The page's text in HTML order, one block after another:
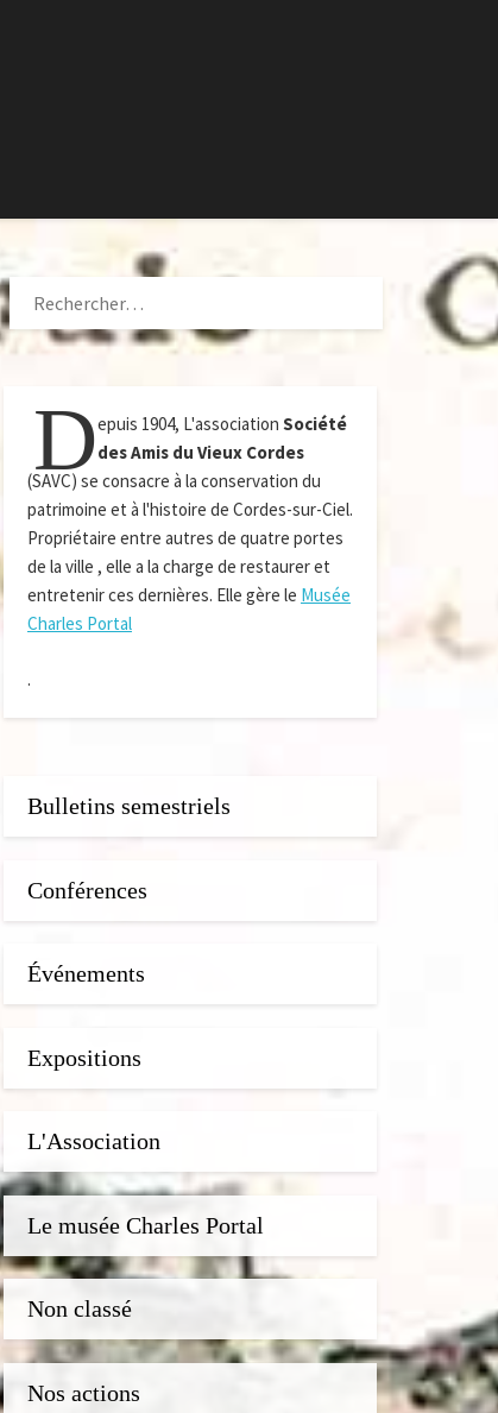
RECHERCHER :
Depuis 1904, L'association Société
des Amis du Vieux Cordes
(SAVC) se consacre à la conservation du
patrimoine et à l'histoire de Cordes-sur-Ciel.
Propriétaire entre autres de quatre portes
de la ville , elle a la charge de restaurer et
entretenir ces dernières. Elle gère le Musée
Charles Portal
.
Bulletins semestriels
Conférences
Événements
Expositions
L'Association
Le musée Charles Portal
Non classé
Nos actions